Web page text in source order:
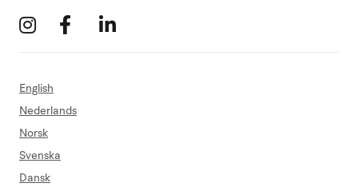
English
Nederlands
Norsk
Svenska
Dansk